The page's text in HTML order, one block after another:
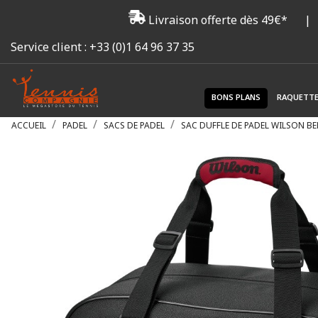
Livraison offerte dès 49€*
|
Service client : +33 (0)1 64 96 37 35
BONS PLANS
ACCUEIL PADEL SACS DE PADEL SAC DUFFLE DE PADEL WILSON